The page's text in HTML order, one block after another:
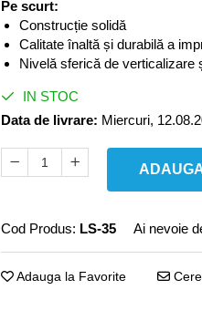
Pe scurt:
Construcție solidă
Calitate înaltă și durabilă a
Nivelă sferică de verticalizare
IN STOC
Data de livrare: Miercuri,
Cod Produs: LS-35 Ai nevoie
Adauga la Favorite